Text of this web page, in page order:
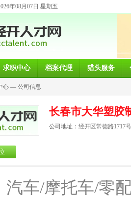
年08月07日 星期五
求职中心 档案代理 猎头服务
心 — 公司信息
长春市大华塑胶
公司地址：经开区常德路1717号
汽车/摩托车/零